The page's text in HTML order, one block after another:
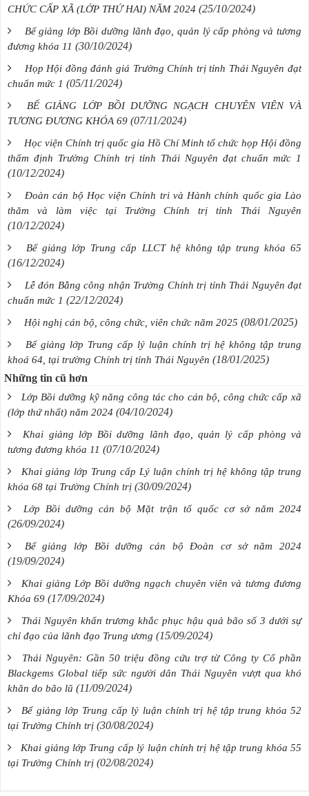
CHỨC CẤP XÃ (LỚP THỨ HAI) NĂM 2024 (25/10/2024)
Bế giảng lớp Bồi dưỡng lãnh đạo, quản lý cấp phòng và tương
đương khóa 11 (30/10/2024)
Họp Hội đồng đánh giá Trường Chính trị tỉnh Thái Nguyên đạt
chuẩn mức 1 (05/11/2024)
BẾ GIẢNG LỚP BỒI DƯỠNG NGẠCH CHUYÊN VIÊN VÀ
TƯƠNG ĐƯƠNG KHÓA 69 (07/11/2024)
Học viện Chính trị quốc gia Hồ Chí Minh tổ chức họp Hội đồng
thẩm định Trường Chính trị tỉnh Thái Nguyên đạt chuẩn mức 1
(10/12/2024)
Đoàn cán bộ Học viện Chính tri và Hành chính quốc gia Lào
thăm và làm việc tại Trường Chính trị tỉnh Thái Nguyên
(10/12/2024)
Bế giảng lớp Trung cấp LLCT hệ không tập trung khóa 65
(16/12/2024)
Lễ đón Bằng công nhận Trường Chính trị tỉnh Thái Nguyên đạt
chuẩn mức 1 (22/12/2024)
Hội nghị cán bộ, công chức, viên chức năm 2025 (08/01/2025)
Bế giảng lớp Trung cấp lý luận chính trị hệ không tập trung
khoá 64, tại trường Chính trị tỉnh Thái Nguyên (18/01/2025)
Những tin cũ hơn
Lớp Bồi dưỡng kỹ năng công tác cho cán bộ, công chức cấp xã
(lớp thứ nhất) năm 2024 (04/10/2024)
Khai giảng lớp Bồi dưỡng lãnh đạo, quản lý cấp phòng và
tương đương khóa 11 (07/10/2024)
Khai giảng lớp Trung cấp Lý luận chính trị hệ không tập trung
khóa 68 tại Trường Chính trị (30/09/2024)
Lớp Bồi dưỡng cán bộ Mặt trận tổ quốc cơ sở năm 2024
(26/09/2024)
Bế giảng lớp Bồi dưỡng cán bộ Đoàn cơ sở năm 2024
(19/09/2024)
Khai giảng Lớp Bồi dưỡng ngạch chuyên viên và tương đương
Khóa 69 (17/09/2024)
Thái Nguyên khẩn trương khắc phục hậu quả bão số 3 dưới sự
chỉ đạo của lãnh đạo Trung ương (15/09/2024)
Thái Nguyên: Gần 50 triệu đồng cứu trợ từ Công ty Cổ phần
Blackgems Global tiếp sức người dân Thái Nguyên vượt qua khó
khăn do bão lũ (11/09/2024)
Bế giảng lớp Trung cấp lý luận chính trị hệ tập trung khóa 52
tại Trường Chính trị (30/08/2024)
Khai giảng lớp Trung cấp lý luận chính trị hệ tập trung khóa 55
tại Trường Chính trị (02/08/2024)